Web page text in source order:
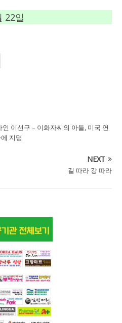
22일
인 이선구 – 이화자씨의 아들, 미국 연
지명
NEXT
길 따라 강 따라